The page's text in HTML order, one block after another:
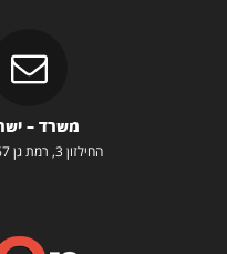
משרד –
החילזון 3, רמת גן 5252267